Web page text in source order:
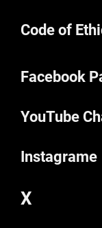
Code of
Facebook
YouTube
Instagrame
X